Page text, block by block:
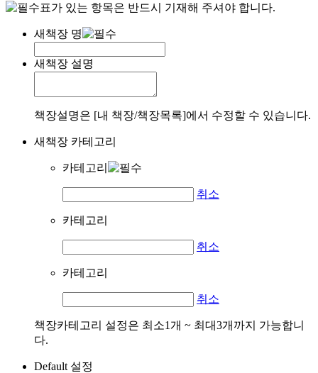
표가 있는 항목은 반드시 기재해 주셔야 합니다.
새책장 명
새책장 설명
책장설명은 [내 책장/책장목록]에서 수정할 수 있습니다.
새책장 카테고리
카테고리
취소
카테고리
취소
카테고리
취소
책장카테고리 설정은 최소1개 ~ 최대3개까지 가능합니
다.
Default 설정